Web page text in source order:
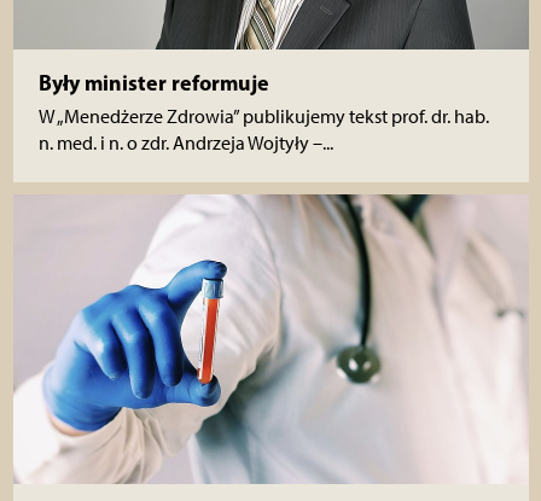
Były minister reformuje
W „Menedżerze Zdrowia” publikujemy tekst prof. dr. hab.
n. med. i n. o zdr. Andrzeja Wojtyły –...